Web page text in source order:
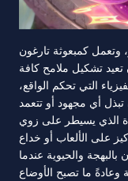
وتعمل كمبعوثة تارغون
تشكيل ملامح كافة
التي تحكم الواقع،
أي مجهود أو تتعمد
الذي يسيطر على زوي
على الألعاب أو خداع
والحيوية عندما
وعادةً ما تصبح الأوضاع